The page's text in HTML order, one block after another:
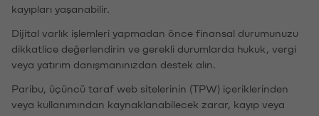
kayıpları yaşanabilir.
Dijital varlık işlemleri yapmadan önce finansal durumunuzu
dikkatlice değerlendirin ve gerekli durumlarda hukuk, vergi
veya yatırım danışmanınızdan destek alın.
Paribu, üçüncü taraf web sitelerinin (TPW) içeriklerinden
veya kullanımından kaynaklanabilecek zarar, kayıp veya